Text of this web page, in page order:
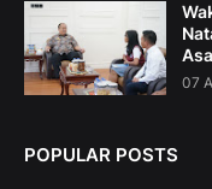
07
POPULAR POSTS